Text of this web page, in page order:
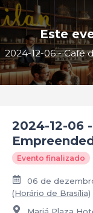
Este
2024-12-06 - Café
2024-12-06
Evento finalizado
06 de
(Horário de Brasília)